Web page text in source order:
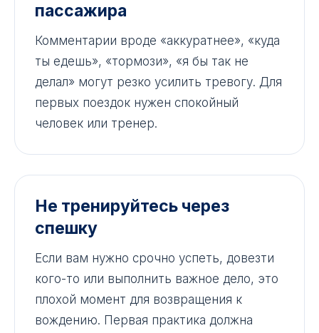
пассажира
Комментарии вроде «аккуратнее», «куда
ты едешь», «тормози», «я бы так не
делал» могут резко усилить тревогу. Для
первых поездок нужен спокойный
человек или тренер.
Не тренируйтесь через
спешку
Если вам нужно срочно успеть, довезти
кого-то или выполнить важное дело, это
плохой момент для возвращения к
вождению. Первая практика должна